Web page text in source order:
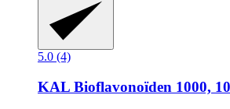
5.0 (4)
KAL Bioflavonoïden 1000,